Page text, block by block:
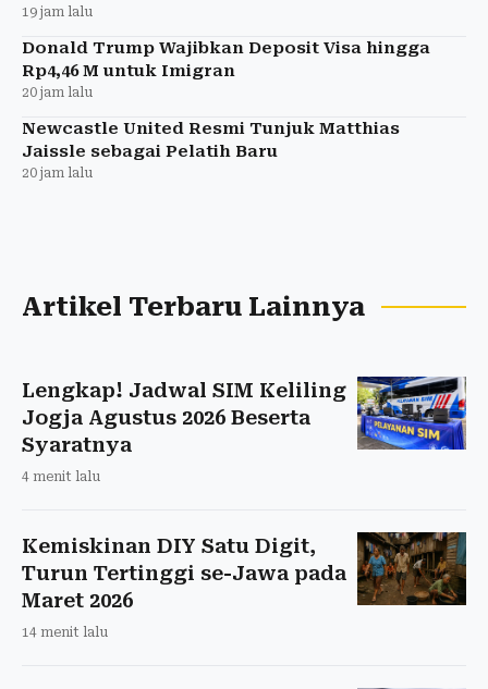
19 jam lalu
Donald Trump Wajibkan Deposit Visa hingga
Rp4,46 M untuk Imigran
20 jam lalu
Newcastle United Resmi Tunjuk Matthias
Jaissle sebagai Pelatih Baru
20 jam lalu
Artikel Terbaru Lainnya
Lengkap! Jadwal SIM Keliling
Jogja Agustus 2026 Beserta
Syaratnya
4 menit lalu
Kemiskinan DIY Satu Digit,
Turun Tertinggi se-Jawa pada
Maret 2026
14 menit lalu